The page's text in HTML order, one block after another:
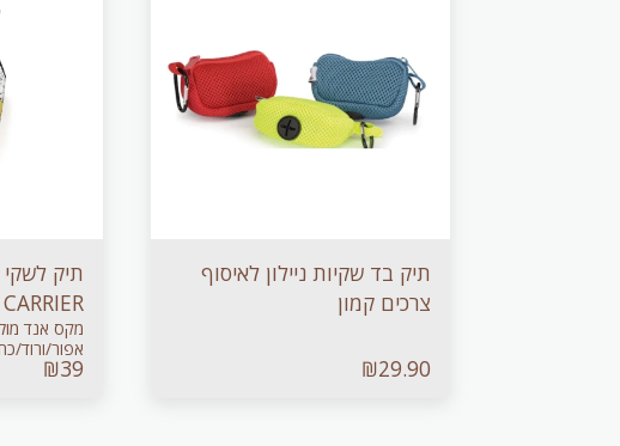
תיק בד שקיות ניילון לאיסוף
צרכים קמון
₪29.90
תיק
אפור/ורוד/
₪39